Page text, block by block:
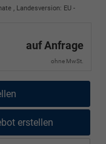
, Landesversion: EU -
auf Anfrage
ohne MwSt.
erstellen